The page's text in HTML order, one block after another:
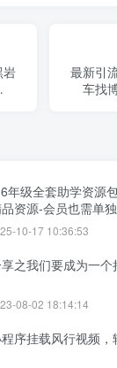
岩
最新引
车找
年级全套助学资源
资源-会员也需单
10-17 10:36:53
之我们要成为一个
08-02 18:14:14
序挂载风行视频，